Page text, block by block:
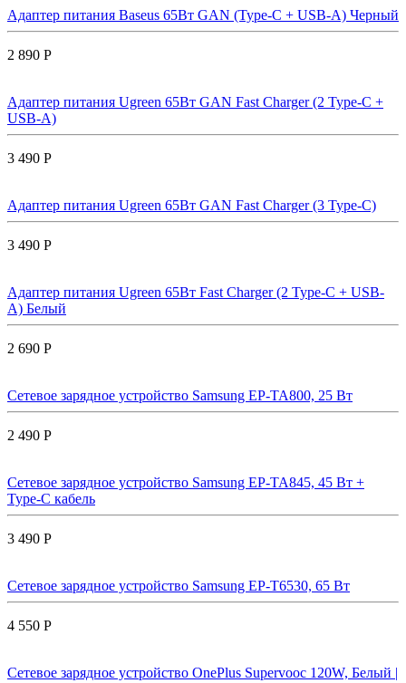
Адаптер питания Baseus 65Вт GAN (Type-C + USB-A) Черный
2 890 Р
Адаптер питания Ugreen 65Вт GAN Fast Charger (2 Type-C +
USB-A)
3 490 Р
Адаптер питания Ugreen 65Вт GAN Fast Charger (3 Type-C)
3 490 Р
Адаптер питания Ugreen 65Вт Fast Charger (2 Type-C + USB-
A) Белый
2 690 Р
Сетевое зарядное устройство Samsung EP-TA800, 25 Вт
2 490 Р
Сетевое зарядное устройство Samsung EP-TA845, 45 Вт +
Type-C кабель
3 490 Р
Сетевое зарядное устройство Samsung EP-T6530, 65 Вт
4 550 Р
Сетевое зарядное устройство OnePlus Supervooc 120W, Белый |